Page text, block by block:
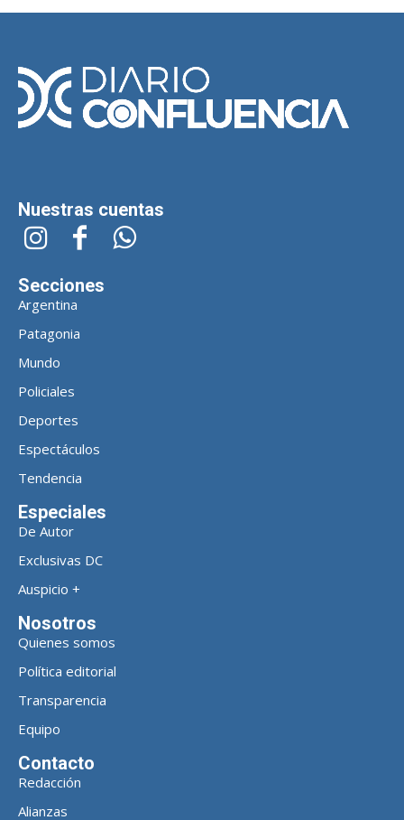
Nuestras cuentas
Secciones
Argentina
Patagonia
Mundo
Policiales
Deportes
Espectáculos
Tendencia
Especiales
De Autor
Exclusivas DC
Auspicio +
Nosotros
Quienes somos
Política editorial
Transparencia
Equipo
Contacto
Redacción
Alianzas